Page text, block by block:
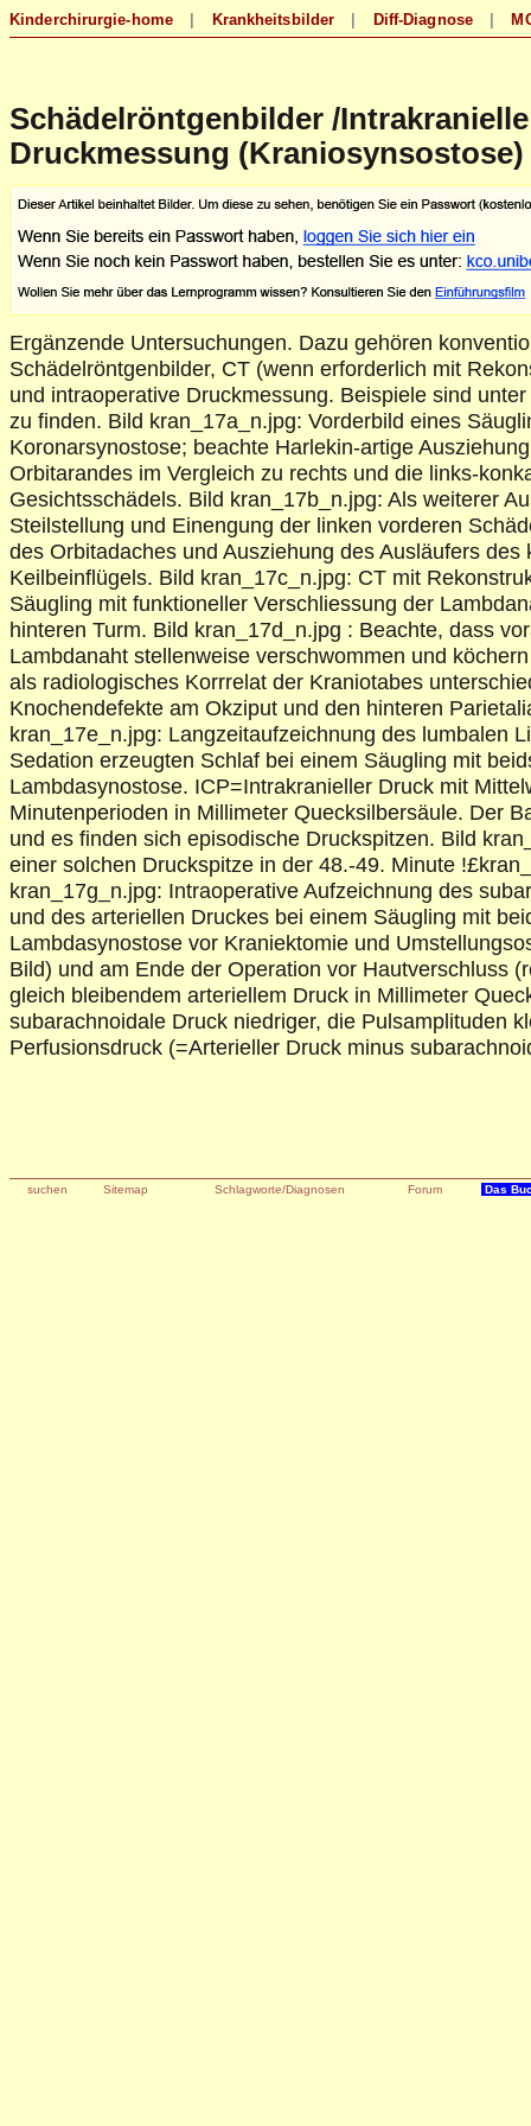
Schädelröntgenbilder /Intrakranielle
Druckmessung (Kraniosynsostose)
Ergänzende Untersuchungen. Dazu gehören
Schädelröntgenbilder, CT (wenn erforderlich mit
und intraoperative Druckmessung. Beispiele sind
zu finden. Bild kran_17a_n.jpg: Vorderbild eines
Koronarsynostose; beachte Harlekin-artige
Orbitarandes im Vergleich zu rechts und die links-
Gesichtsschädels. Bild kran_17b_n.jpg: Als weiterer
Steilstellung und Einengung der linken vorderen
des Orbitadaches und Ausziehung des Ausläufers des
Keilbeinflügels. Bild kran_17c_n.jpg: CT mit
Säugling mit funktioneller Verschliessung der
hinteren Turm. Bild kran_17d_n.jpg : Beachte, dass
Lambdanaht stellenweise verschwommen und
als radiologisches Korrrelat der Kraniotabes
Knochendefekte am Okziput und den hinteren
kran_17e_n.jpg: Langzeitaufzeichnung des lumbalen
Sedation erzeugten Schlaf bei einem Säugling mit
Lambdasynostose. ICP=Intrakranieller Druck mit
Minutenperioden in Millimeter Quecksilbersäule. Der
und es finden sich episodische Druckspitzen. Bild
einer solchen Druckspitze in der 48.-49. Minute
kran_17g_n.jpg: Intraoperative Aufzeichnung des
und des arteriellen Druckes bei einem Säugling mit
Lambdasynostose vor Kraniektomie und
Bild) und am Ende der Operation vor Hautverschluss
gleich bleibendem arteriellem Druck in Millimeter
subarachnoidale Druck niedriger, die Pulsamplituden
Perfusionsdruck (=Arterieller Druck minus